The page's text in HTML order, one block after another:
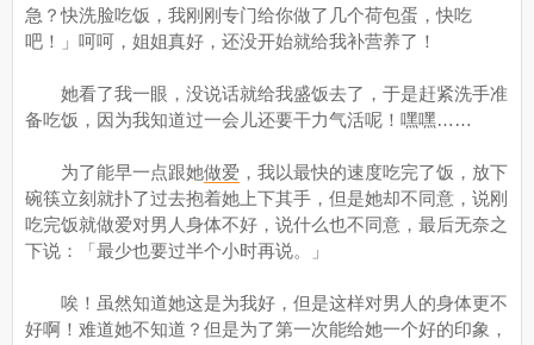
急？快洗脸吃饭，我刚刚专门给你做了几个荷包蛋，快吃
吧！」呵呵，姐姐真好，还没开始就给我补营养了！
她看了我一眼，没说话就给我盛饭去了，于是赶紧洗手准
备吃饭，因为我知道过一会儿还要干力气活呢！嘿嘿……
为了能早一点跟她做爱 ，我以最快的速度吃完了饭，放下
碗筷立刻就扑了过去抱着她上下其手，但是她却不同意，说刚
吃完饭就做爱对男人身体不好，说什么也不同意，最后无奈之
下说：「最少也要过半个小时再说。」
唉！虽然知道她这是为我好，但是这样对男人的身体更不
好啊！难道她不知道？但是为了第一次能给她一个好的印象，